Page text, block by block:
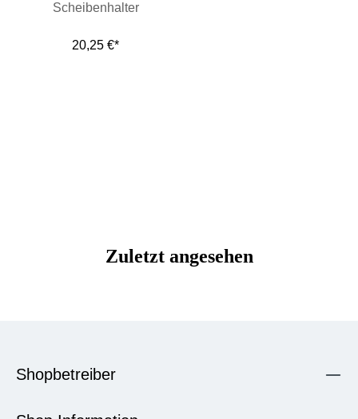
Scheibenhalter
20,25 €*
Zuletzt angesehen
Shopbetreiber